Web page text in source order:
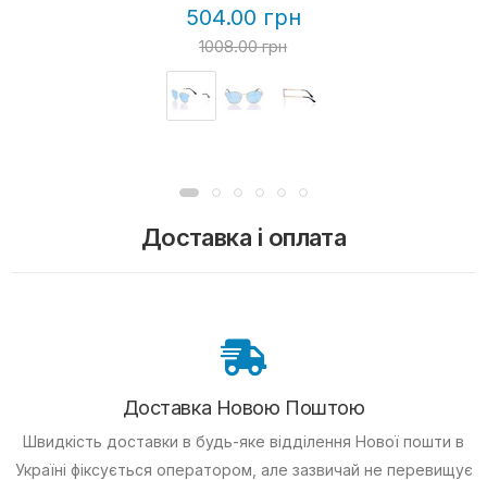
504.00 грн
1008.00 грн
Доставка і оплата
Доставка Новою Поштою
Швидкість доставки в будь-яке відділення Нової пошти в
Україні фіксується оператором, але зазвичай не перевищує